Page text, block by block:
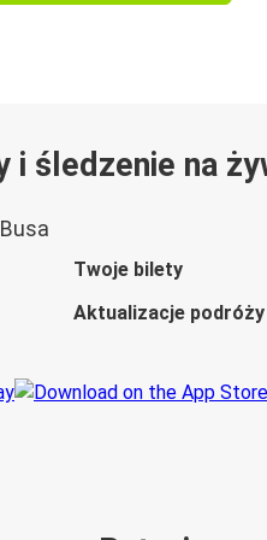
i śledzenie na
Twoje bilety
Aktualizacje podróży